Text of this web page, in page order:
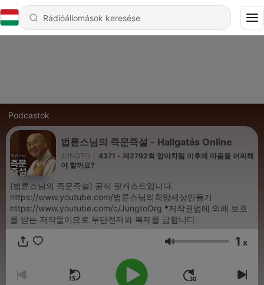
Podcastok
법륜스님의 즉문즉설 - Hallgatás Online
JUNGTO
4371 - 제2792회 알아차림 이후에 마음을 어찌해
야 할까요?
[법륜스님의 즉문즉설] 공식 팟캐스트입니다.
https://www.youtube.com/법륜스님의희망세상만들기
https://www.youtube.com/c/JungtoOrg *저작권법에 의해 보호
를 받는 저작물이므로 무단전재와 복제를 금합니다.
Hangerő 1 x